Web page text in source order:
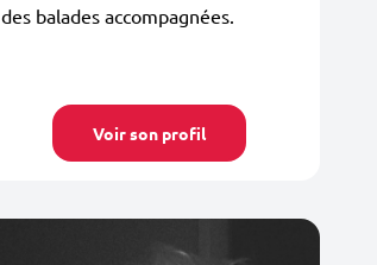
des balades accompagnées.
Voir son profil